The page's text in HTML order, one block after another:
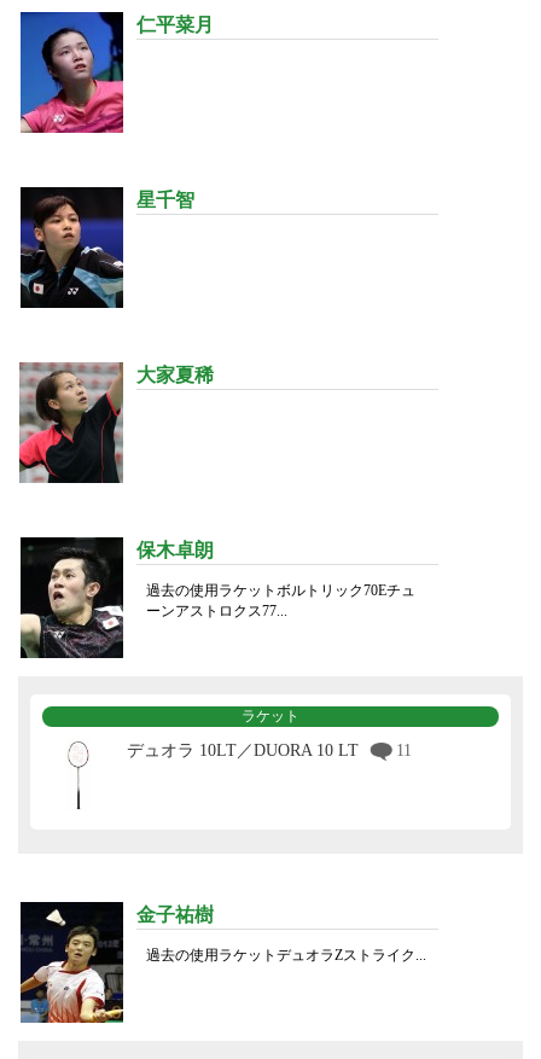
仁平菜月
星千智
大家夏稀
保木卓朗
過去の使用ラケットボルトリック70Eチュ
ーンアストロクス77...
ラケット
デュオラ 10LT／DUORA 10 LT 11
金子祐樹
過去の使用ラケットデュオラZストライク...